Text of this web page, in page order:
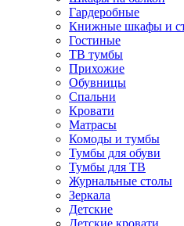
Гардеробные
Книжные шкафы и
Гостиные
ТВ тумбы
Прихожие
Обувницы
Спальни
Кровати
Матрасы
Комоды и тумбы
Тумбы для обуви
Тумбы для ТВ
Журнальные столы
Зеркала
Детские
Детские кровати